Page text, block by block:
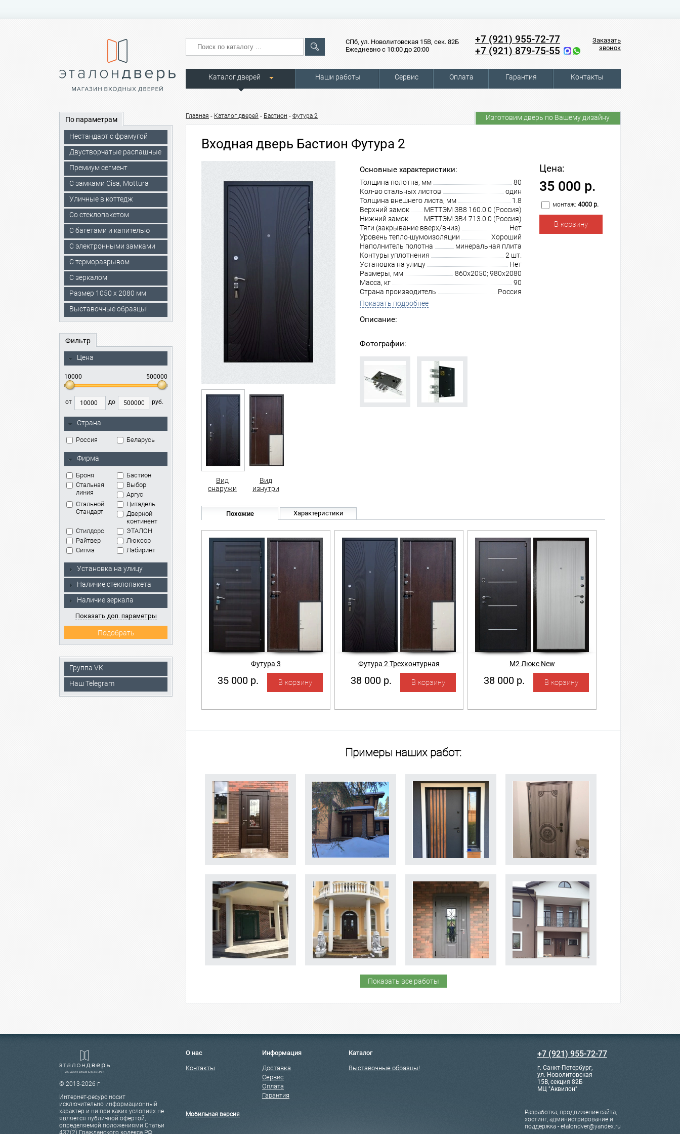
СПб, ул. Новолитовская 15В, сек. 82Б
Ежедневно с 10:00 до 20:00
+7 (921) 955-72-77
+7 (921) 879-75-55
Заказать
звонок
Каталог дверей Наши работы Сервис Оплата Гарантия Контакты
По параметрам
Нестандарт с фрамугой
Двустворчатые распашные
Премиум сегмент
C замками Cisa, Mottura
Уличные в коттедж
Со стеклопакетом
С багетами и капителью
C электронными замками
С терморазрывом
С зеркалом
Размер 1050 х 2080 мм
Выставочные образцы!
Фильтр
Цена
10000 500000
от до руб.
Страна
Россия Беларусь
Фирма
Броня
Бастион
Стальная
линия
Выбор
Аргус
Стальной
Стандарт
Цитадель
Дверной
континент
Стилдорс
ЭТАЛОН
Райтвер
Люксор
Сигма
Лабиринт
Установка на улицу
Наличие стеклопакета
Наличие зеркала
Показать доп. параметры
Группа VK
Наш Telegram
Главная - Каталог дверей - Бастион - Футура 2 Изготовим дверь по Вашему дизайну
Входная дверь Бастион Футура 2
Вид
снаружи
Вид
изнутри
Основные характеристики:
Толщина полотна, мм
80
Кол-во стальных листов
один
Толщина внешнего листа, мм
1.8
Верхний замок
МЕТТЭМ ЗВ8 160.0.0 (Россия)
Нижний замок
МЕТТЭМ ЗВ4 713.0.0 (Россия)
Тяги (закрывание вверх/вниз)
Нет
Уровень тепло-шумоизоляции
Хороший
Наполнитель полотна
минеральная плита
Контуры уплотнения
2 шт.
Установка на улицу
Нет
Размеры, мм
860х2050; 980х2080
Масса, кг
90
Страна производитель
Россия
Показать подробнее
Цена:
35 000 р.
монтаж: 4000 р.
Описание:
Фотографии:
Похожие Характеристики
Футура 3
35 000 р.
Футура 2 Трехконтурная
38 000 р.
М2 Люкс New
38 000 р.
Примеры наших работ:
Показать все работы
© 2013-2026 г
Интернет-ресурс носит
исключительно информационный
характер и ни при каких условиях не
является публичной офертой,
определяемой положениями Статьи
437(2) Гражданского кодекса РФ.
О нас
Контакты
Информация
Доставка
Сервис
Оплата
Гарантия
Каталог
Выставочные образцы!
Мобильная версия
+7 (921) 955-72-77
г. Санкт-Петербург,
ул. Новолитовская
15В, секция 82Б
МЦ "Аквилон"
Разработка, продвижение сайта,
хостинг, администрирование и
поддержка - etalondver@yandex.ru